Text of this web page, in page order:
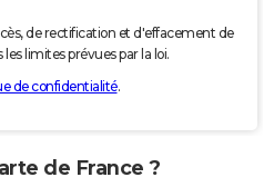
de rectification et d'effacement de
limites prévues par la loi.
de confidentialité.
de France ?